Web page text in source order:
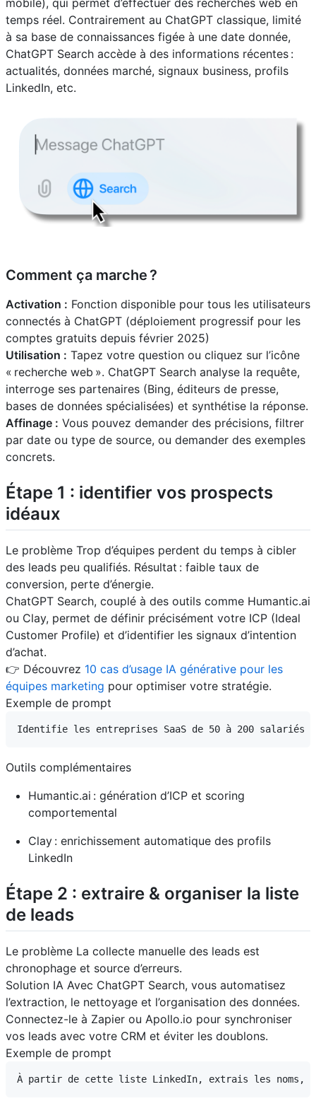
temps réel. Contrairement au ChatGPT classique, limité
à sa base de connaissances figée à une date donnée,
ChatGPT Search accède à des informations récentes :
actualités, données marché, signaux business, profils
LinkedIn, etc.
Comment ça marche ?
Activation : Fonction disponible pour tous les utilisateurs
connectés à ChatGPT (déploiement progressif pour les
comptes gratuits depuis février 2025)
Utilisation : Tapez votre question ou cliquez sur l’icône
« recherche web ». ChatGPT Search analyse la requête,
interroge ses partenaires (Bing, éditeurs de presse,
bases de données spécialisées) et synthétise la réponse.
Affinage : Vous pouvez demander des précisions, filtrer
par date ou type de source, ou demander des exemples
concrets.
Étape 1 : identifier vos prospects
idéaux
Le problème Trop d’équipes perdent du temps à cibler
des leads peu qualifiés. Résultat : faible taux de
conversion, perte d’énergie.
ChatGPT Search, couplé à des outils comme Humantic.ai
ou Clay, permet de définir précisément votre ICP (Ideal
Customer Profile) et d’identifier les signaux d’intention
d’achat.
👉 Découvrez 10 cas d’usage IA générative pour les
équipes marketing pour optimiser votre stratégie.
Exemple de prompt
Outils complémentaires
Humantic.ai : génération d’ICP et scoring
comportemental
Clay : enrichissement automatique des profils
LinkedIn
Étape 2 : extraire & organiser la liste
de leads
Le problème La collecte manuelle des leads est
chronophage et source d’erreurs.
Solution IA Avec ChatGPT Search, vous automatisez
l’extraction, le nettoyage et l’organisation des données.
Connectez-le à Zapier ou Apollo.io pour synchroniser
vos leads avec votre CRM et éviter les doublons.
Exemple de prompt